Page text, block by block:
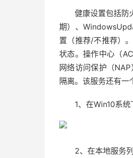
健康设置包括防火
期）、
置（推荐/不推荐）
状态。操作中心（
网络访问保护（
隔离。该服务还有一
1、在Win10系统
2、在本地服务列